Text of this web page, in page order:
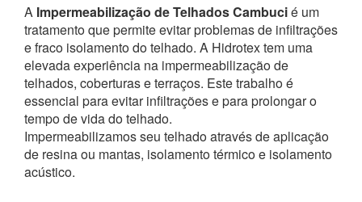
A Impermeabilização de Telhados Cambucié um
tratamento que permite evitar problemas de infiltrações
e fraco isolamento do telhado. A Hidrotex tem uma
elevada experiência na impermeabilização de
telhados, coberturas e terraços. Este trabalho é
essencial para evitar infiltrações e para prolongar o
tempo de vida do telhado.
Impermeabilizamos seu telhado através de aplicação
de resina ou mantas, isolamento térmico e isolamento
acústico.